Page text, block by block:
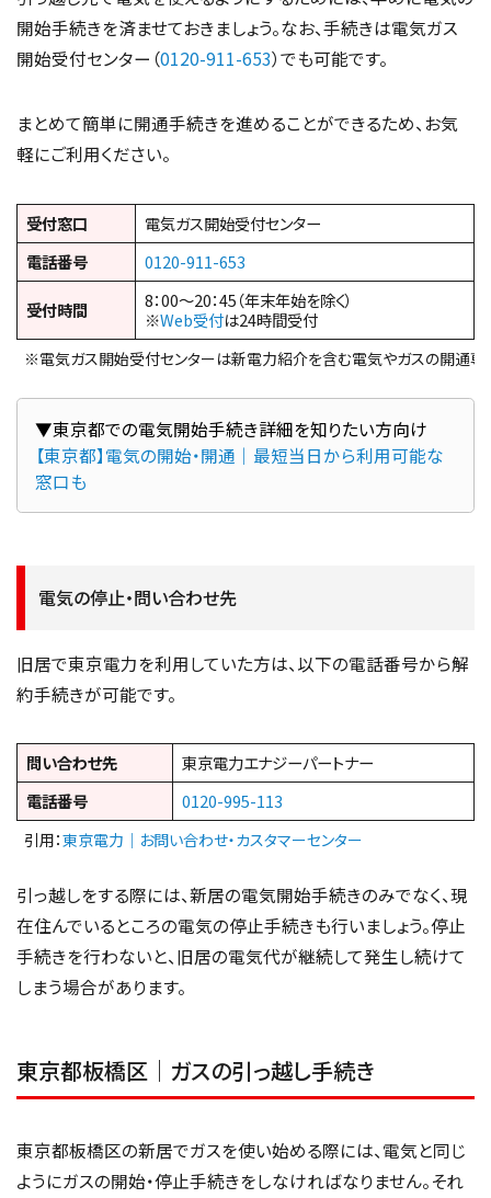
開始手続きを済ませておきましょう。なお、手続きは電気ガス
開始受付センター（0120-911-653）でも可能です。
まとめて簡単に開通手続きを進めることができるため、お気
軽にご利用ください。
受付窓口
電気ガス開始受付センター
電話番号
0120-911-653
受付時間
8：00～20：45（年末年始を除く）
※Web受付は24時間受付
※電気ガス開始受付センターは新電力紹介を含む電気やガスの開通専
【東京都】電気の開始・開通｜最短当日から利用可能な
窓口も
電気の停止・問い合わせ先
旧居で東京電力を利用していた方は、以下の電話番号から解
約手続きが可能です。
問い合わせ先
東京電力エナジーパートナー
電話番号
0120-995-113
引用：東京電力｜お問い合わせ・カスタマーセンター
引っ越しをする際には、新居の電気開始手続きのみでなく、現
在住んでいるところの電気の停止手続きも行いましょう。停止
手続きを行わないと、旧居の電気代が継続して発生し続けて
しまう場合があります。
東京都板橋区｜ガスの引っ越し手続き
東京都板橋区の新居でガスを使い始める際には、電気と同じ
ようにガスの開始・停止手続きをしなければなりません。それ